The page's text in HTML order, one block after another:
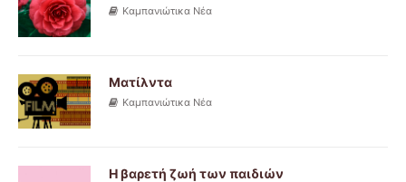
Καμπανιώτικα Νέα
Ματίλντα
Καμπανιώτικα Νέα
Η βαρετή ζωή των παιδιών